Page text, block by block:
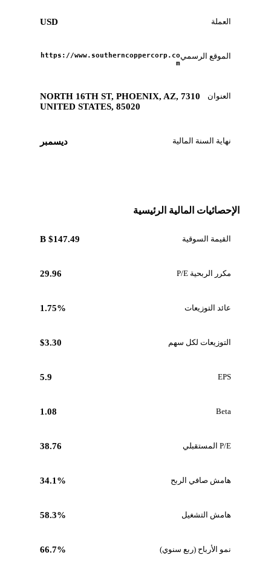
العملة USD
الموقع الرسمي https://www.southerncoppercorp.co
m
العنوان
7310 NORTH 16TH ST, PHOENIX, AZ,
UNITED STATES, 85020
نهاية السنة المالية ديسمبر
الإحصائيات المالية الرئيسية
القيمة السوقية $147.49 B
مكرر الربحية P/E 29.96
عائد التوزيعات 1.75%
التوزيعات لكل سهم $3.30
EPS
5.9
Beta
1.08
P/E المستقبلي 38.76
هامش صافي الربح 34.1%
هامش التشغيل 58.3%
نمو الأرباح (ربع سنوي) 66.7%